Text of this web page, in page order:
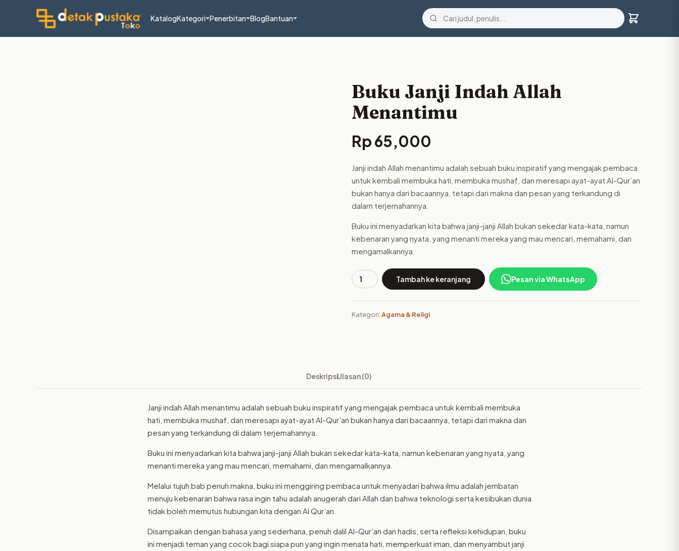
KatalogKategori Penerbitan BlogBantuan
Buku Janji Indah Allah
Menantimu
Rp65,000
Janji indah Allah menantimu adalah sebuah buku inspiratif yang mengajak pembaca
untuk kembali membuka hati, membuka mushaf, dan meresapi ayat-ayat Al-Qur’an
bukan hanya dari bacaannya, tetapi dari makna dan pesan yang terkandung di
dalam terjemahannya.
Buku ini menyadarkan kita bahwa janji-janji Allah bukan sekedar kata-kata, namun
kebenaran yang nyata, yang menanti mereka yang mau mencari, memahami, dan
mengamalkannya.
Kuantitas
Indah
Tambah ke keranjang Pesan via WhatsApp
Kategori:Agama & Religi
DeskripsiUlasan (0)
Janji indah Allah menantimu adalah sebuah buku inspiratif yang mengajak pembaca untuk kembali membuka
hati, membuka mushaf, dan meresapi ayat-ayat Al-Qur’an bukan hanya dari bacaannya, tetapi dari makna dan
pesan yang terkandung di dalam terjemahannya.
Buku ini menyadarkan kita bahwa janji-janji Allah bukan sekedar kata-kata, namun kebenaran yang nyata, yang
menanti mereka yang mau mencari, memahami, dan mengamalkannya.
Melalui tujuh bab penuh makna, buku ini menggiring pembaca untuk menyadari bahwa ilmu adalah jembatan
menuju kebenaran bahwa rasa ingin tahu adalah anugerah dari Allah dan bahwa teknologi serta kesibukan dunia
tidak boleh memutus hubungan kita dengan Al Qur’an.
Disampaikan dengan bahasa yang sederhana, penuh dalil Al-Qur’an dan hadis, serta refleksi kehidupan, buku
ini menjadi teman yang cocok bagi siapa pun yang ingin menata hati, memperkuat iman, dan menyambut janji